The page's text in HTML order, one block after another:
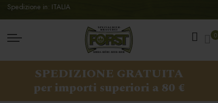
Spedizione in: ITALIA
0
SPEDIZIONE GRATUITA
per importi superiori a 80 €